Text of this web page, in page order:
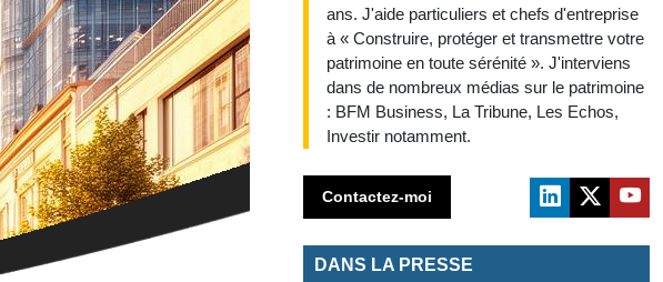
ans. J'aide particuliers et chefs d'entreprise
à « Construire, protéger et transmettre votre
patrimoine en toute sérénité ». J'interviens
dans de nombreux médias sur le patrimoine
: BFM Business, La Tribune, Les Echos,
Investir notamment.
Contactez-moi
DANS LA PRESSE